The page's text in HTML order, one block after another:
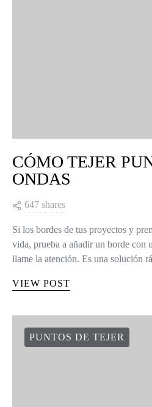
CÓMO TEJER
ONDAS
647 shares
Si los bordes de tus proyectos y
vida, prueba a añadir un borde con
llame la atención. Es una solución
VIEW POST
PUNTOS DE TEJER